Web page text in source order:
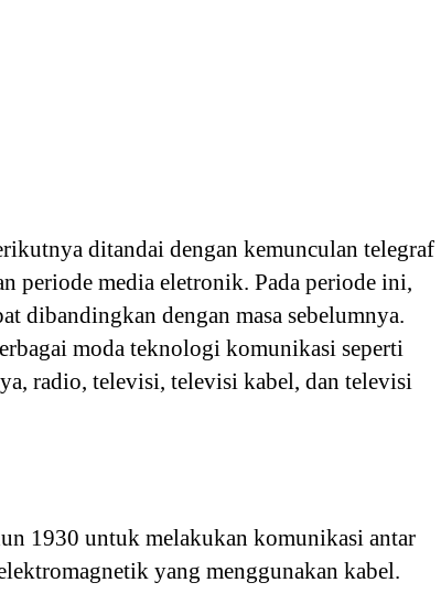
ditandai dengan kemunculan telegraf
periode media eletronik. Pada periode ini,
dibandingkan dengan masa sebelumnya.
moda teknologi komunikasi seperti
radio, televisi, televisi kabel, dan televisi
1930 untuk melakukan komunikasi antar
yang menggunakan kabel.